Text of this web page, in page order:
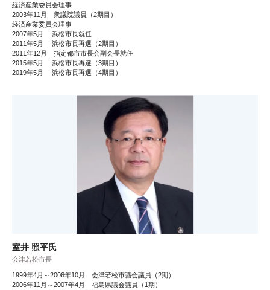
経済産業委員会理事
2003年11月 衆議院議員（2期目）
経済産業委員会理事
2007年5月 浜松市長就任
2011年5月 浜松市長再選（2期目）
2011年12月 指定都市市長会副会長就任
2015年5月 浜松市長再選（3期目）
2019年5月 浜松市長再選（4期目）
室井 照平氏
会津若松市長
1999年4月～2006年10月 会津若松市議会議員（2期）
2006年11月～2007年4月 福島県議会議員（1期）